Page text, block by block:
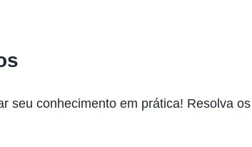
seu conhecimento em prática! Resolva